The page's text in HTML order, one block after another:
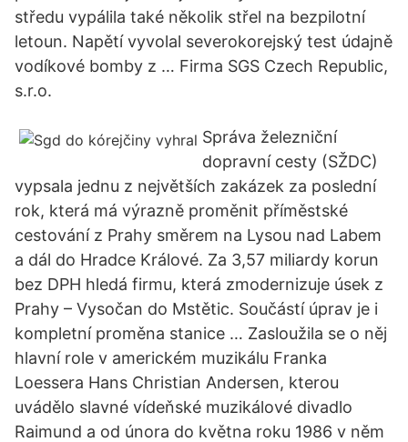
středu vypálila také několik střel na bezpilotní
letoun. Napětí vyvolal severokorejský test údajně
vodíkové bomby z … Firma SGS Czech Republic,
s.r.o.
Správa železniční
dopravní cesty (SŽDC)
vypsala jednu z největších zakázek za poslední
rok, která má výrazně proměnit příměstské
cestování z Prahy směrem na Lysou nad Labem
a dál do Hradce Králové. Za 3,57 miliardy korun
bez DPH hledá firmu, která zmodernizuje úsek z
Prahy – Vysočan do Mstětic. Součástí úprav je i
kompletní proměna stanice … Zasloužila se o něj
hlavní role v americkém muzikálu Franka
Loessera Hans Christian Andersen, kterou
uvádělo slavné vídeňské muzikálové divadlo
Raimund a od února do května roku 1986 v něm